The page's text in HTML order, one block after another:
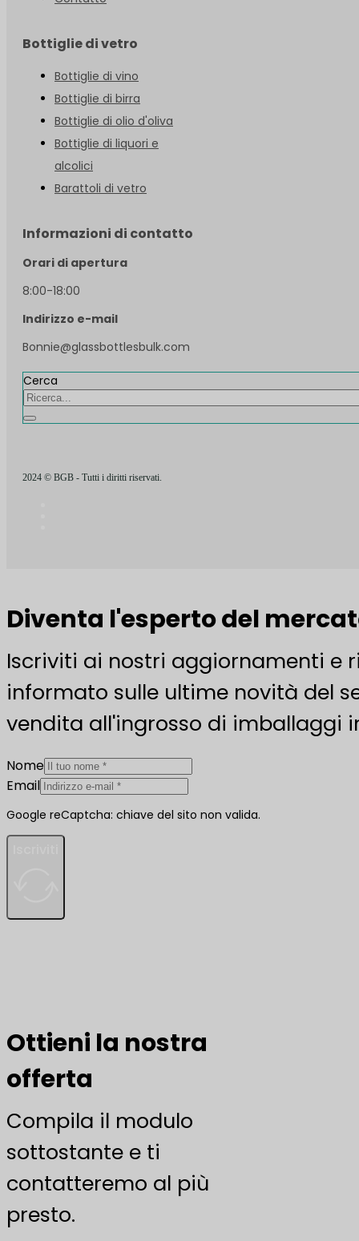
Bottiglie di vetro
Bottiglie di vino
Bottiglie di birra
Bottiglie di olio d'oliva
Bottiglie di liquori e
alcolici
Barattoli di vetro
Informazioni di contatto
Orari di apertura
8:00-18:00
Indirizzo e-mail
Bonnie@glassbottlesbulk.com
Cerca
2024 © BGB - Tutti i diritti riservati.
Diventa l'esperto del
Iscriviti ai nostri aggiornamenti e
informato sulle ultime novità del
vendita all'ingrosso di imballaggi
Nome
Email
Google reCaptcha: chiave del sito non valida.
Ottieni la nostra
offerta
Compila il modulo
sottostante e ti
contatteremo al più
presto.